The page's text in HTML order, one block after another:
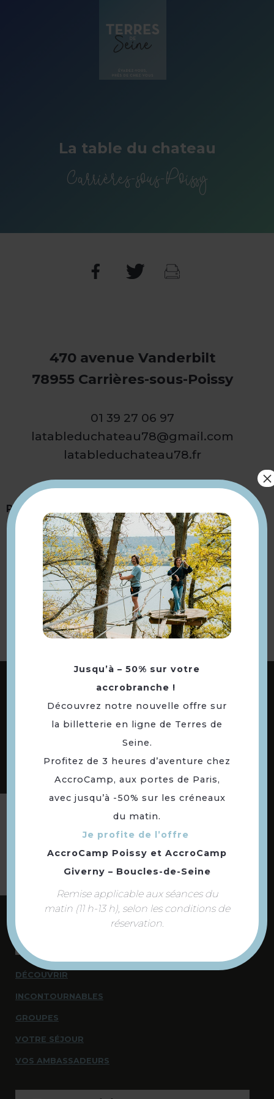
La table du chateau
Carrières-sous-Poissy
470 avenue Vanderbilt
78955 Carrières-sous-Poissy
01 39 27 06 97
latableduchateau78@gmail.com
latableduchateau78.fr
Présentation
Retourner
à la sélection
ABONNEZ-VOUS À NOTRE NEWSLETTER
DE NOTRE TERRITOIRE
Suivez-nous
DÉCOUVRIR
INCONTOURNABLES
GROUPES
VOTRE SÉJOUR
VOS AMBASSADEURS
Jusqu’à – 50% sur votre
accrobranche !
Découvrez notre nouvelle offre sur
la billetterie en ligne de Terres de
Seine.
Profitez de 3 heures d’aventure chez
AccroCamp, aux portes de Paris,
avec jusqu’à -50% sur les créneaux
du matin.
Je profite de l’offre
AccroCamp Poissy et AccroCamp
Giverny – Boucles-de-Seine
Remise applicable aux séances du
matin (11 h-13 h), selon les conditions de
réservation.
×